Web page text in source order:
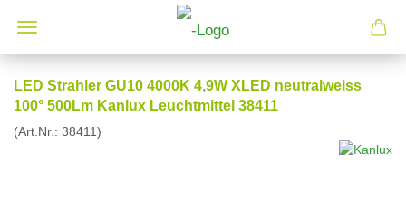
LED Strahler GU10 4000K 4,9W XLED neutralweiss
100° 500Lm Kanlux Leuchtmittel 38411
(Art.Nr.: 38411)